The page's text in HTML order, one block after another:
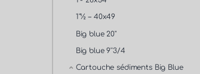
1"½ – 40x49
Big blue 20"
Big blue 9''3/4
Cartouche sédiments Big Blue